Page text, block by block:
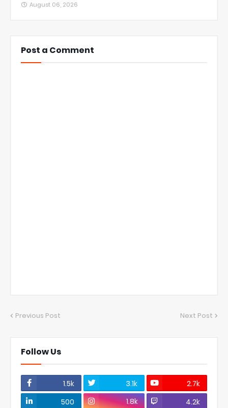
August 06, 2026
Post a Comment
Previous Post Next Post
Follow Us
1.5k 3.1k
2.7k
500
1.8k 4.2k